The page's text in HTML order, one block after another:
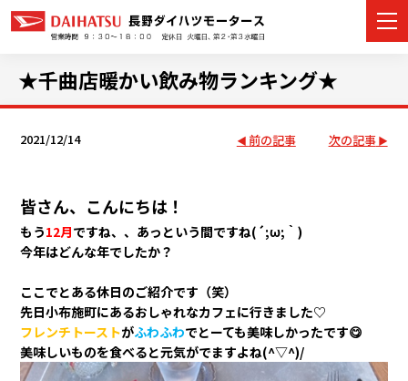
カーラインナップ
店舗情報
ご購入者サポート
アフターサポート
★千曲店暖かい飲み物ランキング★
2021/12/14 前の記事 次の記事
皆さん、こんにちは！
もう12月ですね、、あっという間ですね(´;ω;｀)
今年はどんな年でしたか？
ここでとある休日のご紹介です（笑）
先日小布施町にあるおしゃれなカフェに行きました♡
フレンチトーストがふわふわでとーても美味しかったです😋
美味しいものを食べると元気がでますよね(^▽^)/